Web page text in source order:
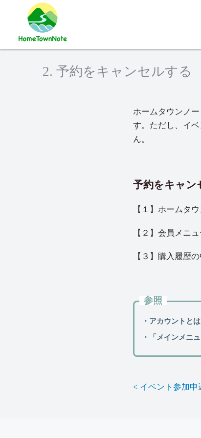
2. 予約をキャンセルする
ホームタウンノ
す。ただし、イ
ん。
予約をキャン
【１】ホームタ
【２】会員メニ
【３】購入履歴
参照
・アカウントとは
・「メインメニ
< イベント参加